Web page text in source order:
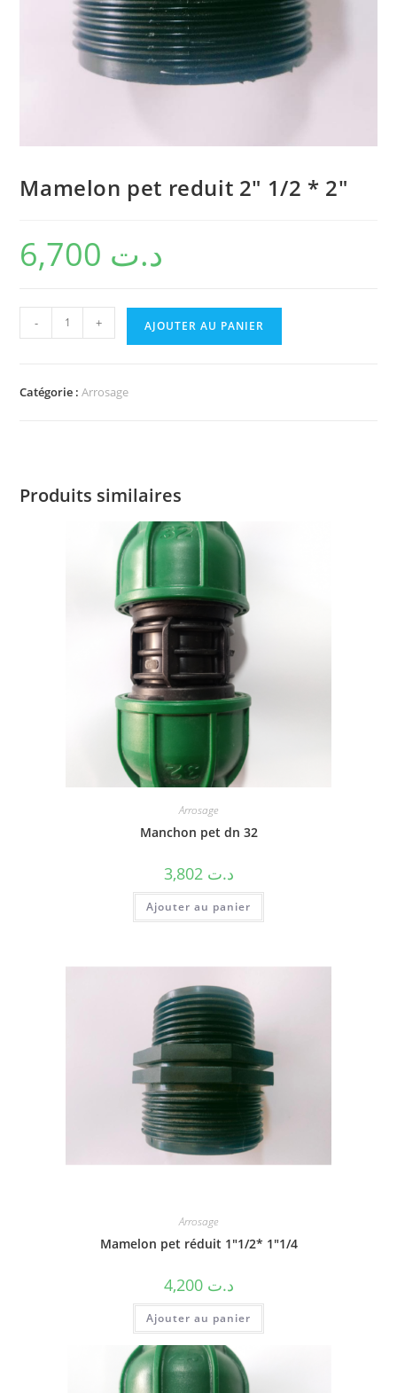
Mamelon pet reduit 2″ 1/2 * 2″
د.ت
- + AJOUTER AU PANIER
Catégorie :Arrosage
Produits similaires
Arrosage
Manchon pet dn 32
د.ت 3,802
Ajouter au panier
Arrosage
Mamelon pet réduit 1″1/2* 1″1/4
د.ت 4,200
Ajouter au panier